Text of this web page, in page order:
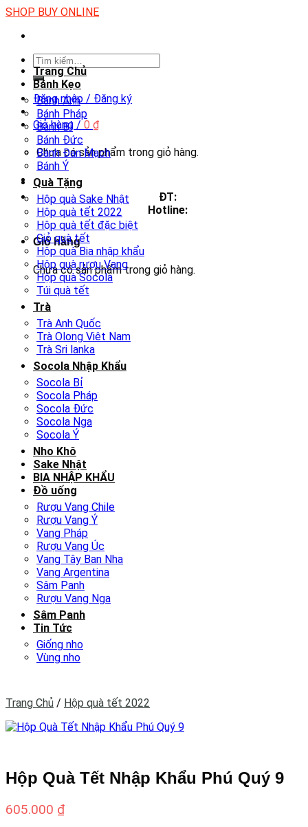
Skip
content
SHOP BUY ONLINE
Tìm
kiếm:
Đăng nhập / Đăng ký
Giỏ hàng / 0 ₫
Chưa có sản phẩm trong giỏ hàng.
ĐT:
Hotline:
Giỏ hàng
Chưa có sản phẩm trong giỏ hàng.
Trang Chủ
Bánh Kẹo
Bánh Anh
Bánh Pháp
Bánh Bỉ
Bánh Đức
Bánh Đan Mạch
Bánh Ý
Quà Tặng
Hộp quà Sake Nhật
Hộp quà tết 2022
Hộp quà tết đặc biệt
Giỏ quà tết
Hộp quà Bia nhập khẩu
Hộp quà rượu Vang
Hộp quà Socola
Túi quà tết
Trà
Trà Anh Quốc
Trà Olong Viêt Nam
Trà Sri lanka
Socola Nhập Khẩu
Socola Bỉ
Socola Pháp
Socola Đức
Socola Nga
Socola Ý
Nho Khô
Sake Nhật
BIA NHẬP KHẨU
Đồ uống
Rượu Vang Chile
Rượu Vang Ý
Vang Pháp
Rượu Vang Úc
Vang Tây Ban Nha
Vang Argentina
Sâm Panh
Rượu Vang Nga
Sâm Panh
Tin Tức
Giống nho
Vùng nho
Trang Chủ / Hộp quà tết 2022
Hộp Quà Tết Nhập Khẩu Phú Quý 9
605.000 ₫